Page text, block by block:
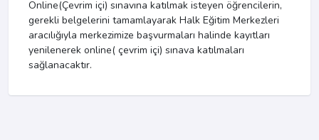
Online(Çevrim içi) sınavına katılmak isteyen öğrencilerin,
gerekli belgelerini tamamlayarak Halk Eğitim Merkezleri
aracılığıyla merkezimize başvurmaları halinde kayıtları
yenilenerek online( çevrim içi) sınava katılmaları
sağlanacaktır.